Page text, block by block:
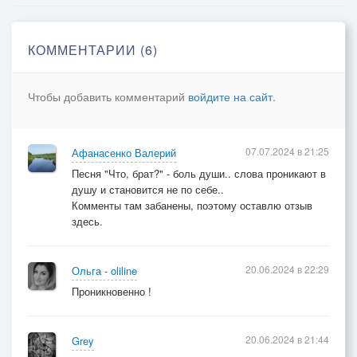
КОММЕНТАРИИ (6)
Чтобы добавить комментарий войдите на сайт.
Афанасенко Валерий
Песня "Что, брат?" - боль души.. слова проникают в
душу и становится не по себе..
Комменты там забанены, поэтому оставлю отзыв
здесь.
07.07.2024 в 21:25
Ольга - oliline
Проникновенно !
20.06.2024 в 22:29
Grey
20.06.2024 в 21:44